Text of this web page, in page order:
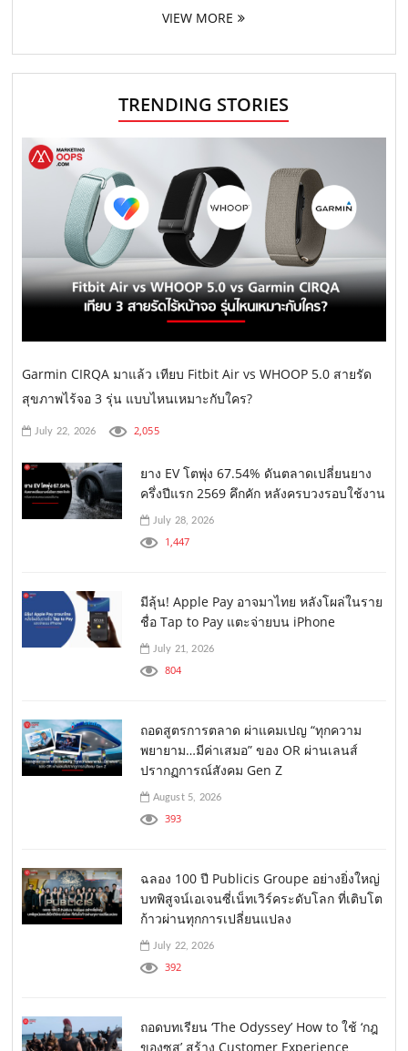
VIEW MORE
TRENDING STORIES
Garmin CIRQA มาแล้ว เทียบ Fitbit Air vs WHOOP 5.0 สายรัด
สุขภาพไร้จอ 3 รุ่น แบบไหนเหมาะกับใคร?
July 22, 2026 2,055
ยาง EV โตพุ่ง 67.54% ดันตลาดเปลี่ยนยาง
ครึ่งปีแรก 2569 คึกคัก หลังครบวงรอบใช้งาน
July 28, 2026
1,447
มีลุ้น! Apple Pay อาจมาไทย หลังโผล่ในราย
ชื่อ Tap to Pay แตะจ่ายบน iPhone
July 21, 2026
804
ถอดสูตรการตลาด ผ่าแคมเปญ “ทุกความ
พยายาม…มีค่าเสมอ” ของ OR ผ่านเลนส์
ปรากฏการณ์สังคม Gen Z
August 5, 2026
393
ฉลอง 100 ปี Publicis Groupe อย่างยิ่งใหญ่
บทพิสูจน์เอเจนซี่เน็ทเวิร์คระดับโลก ที่เติบโต
ก้าวผ่านทุกการเปลี่ยนแปลง
July 22, 2026
392
ถอดบทเรียน ‘The Odyssey’ How to ใช้ ‘กฎ
ของซุส’ สร้าง Customer Experience